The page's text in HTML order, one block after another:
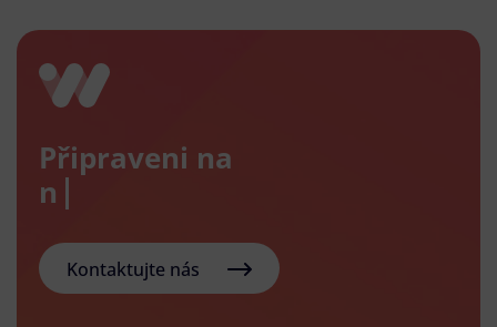
Připraveni na
nový
Kontaktujte nás